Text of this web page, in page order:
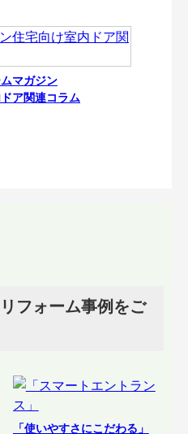
マガジン
ア関連コラム
フォーム事例をご
「使いやすさにこだわる」